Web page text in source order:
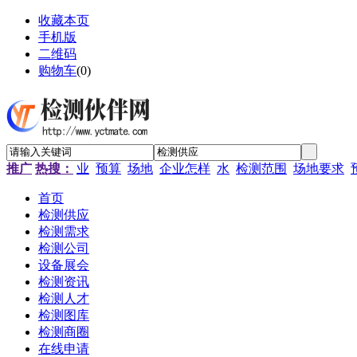
收藏本页
手机版
二维码
购物车(0)
推广 热搜： 业 预算 场地 企业怎样 水 检测范围 场地要求
首页
检测供应
检测需求
检测公司
设备展会
检测资讯
检测人才
检测图库
检测商圈
在线申请